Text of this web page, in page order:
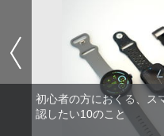
初心者の方におくる、ス
認したい10のこと